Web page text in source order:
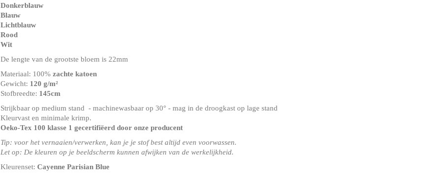
Donkerblauw
Blauw
Lichtblauw
Rood
Wit
De lengte van de grootste bloem is 22mm
Materiaal: 100% zachte katoen
Gewicht: 120 g/m²
Stofbreedte: 145cm
Strijkbaar op medium stand - machinewasbaar op 30° - mag in de droogkast op lage stand
Kleurvast en minimale krimp.
Oeko-Tex 100 klasse 1 gecertifiëerd door onze producent
Tip: voor het vernaaien/verwerken, kan je je stof best altijd even voorwassen.
Let op: De kleuren op je beeldscherm kunnen afwijken van de werkelijkheid.
Kleurenset: Cayenne Parisian Blue